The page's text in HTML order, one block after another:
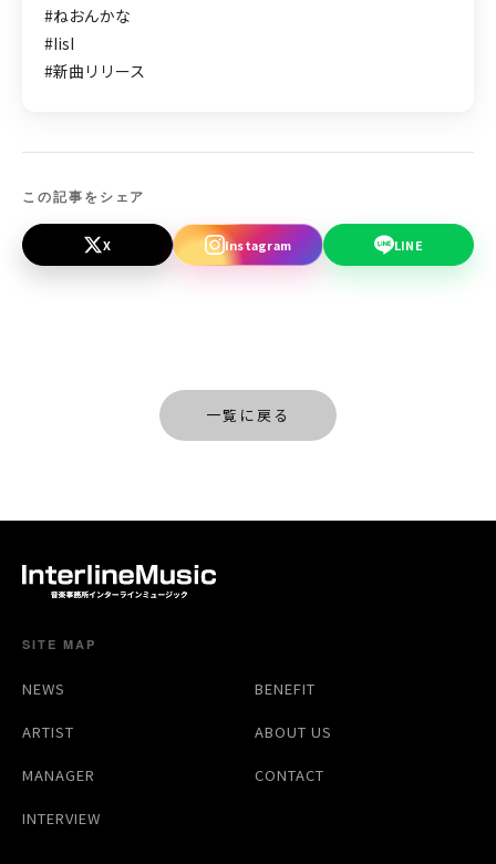
#ねおんかな
#IisI
#新曲リリース
この記事をシェア
X Instagram LINE
一覧に戻る
SITE MAP
NEWS
ARTIST
MANAGER
INTERVIEW
BENEFIT
ABOUT US
CONTACT